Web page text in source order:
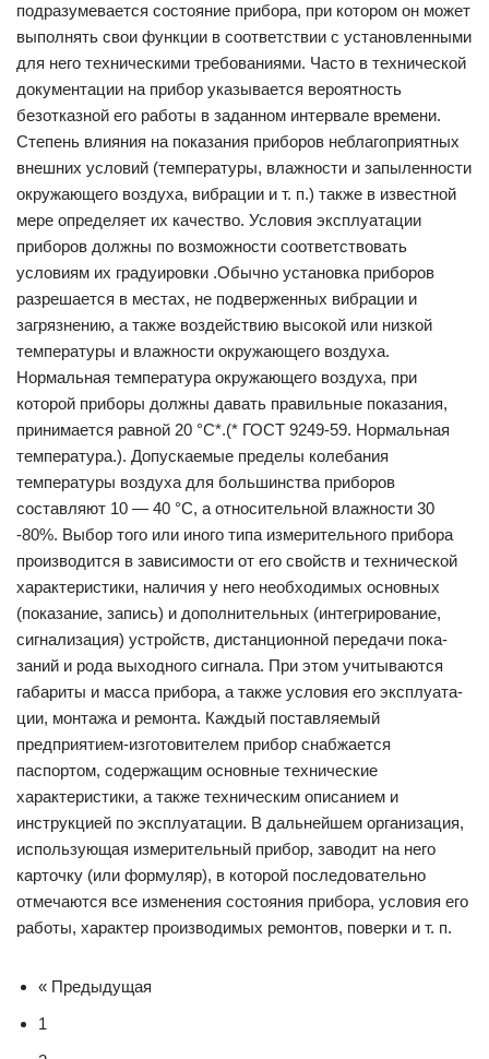
подразумевается сос­тояние прибора, при котором он может
выполнять свои функции в соответствии с установленными
для него тех­ническими требованиями. Часто в технической
докумен­тации на прибор указывается вероятность
безотказной его работы в заданном интервале времени.
Степень влияния на показания приборов неблагоприят­ных
внешних условий (температуры, влажности и запы­ленности
окружающего воздуха, вибрации и т. п.) также в известной
мере определяет их качество. Условия эксплу­атации
приборов должны по возможности соответствовать
условиям их градуировки .Обычно установка приборов
разрешается в местах, не подверженных вибрации и
загрязнению, а также воздействию высокой или низкой
температуры и влажности окружающего воздуха.
Нормальная температура окружающего воздуха, при
которой приборы должны давать правильные показания,
принимается равной 20 °С*.(* ГОСТ 9249-59. Нормальная
температура.). Допускаемые пределы колебания
температуры воздуха для большинства приборов
составляют 10 — 40 °С, а отно­сительной влажности 30
-80%. Выбор того или иного типа измерительного прибора
производится в зависимости от его свойств и технической
характеристики, наличия у него необходимых основных
(показание, запись) и дополнительных (интегрирование,
сигнализация) устройств, дистанционной передачи пока­
заний и рода выходного сигнала. При этом учитываются
габариты и масса прибора, а также условия его эксплуата­
ции, монтажа и ремонта. Каждый поставляемый
предприятием-изготовителем прибор снабжается
паспортом, содержащим основные технические
характеристики, а также техническим описа­нием и
инструкцией по эксплуатации. В дальнейшем организация,
использующая измерительный прибор, за­водит на него
карточку (или формуляр), в которой после­довательно
отмечаются все изменения состояния прибора, условия его
работы, характер производимых ремонтов, поверки и т. п.
« Предыдущая
1